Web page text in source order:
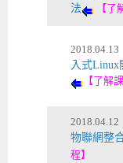
法
【了
2018.04.13
入式Linux
【了解
2018.04.12
物聯網整
程】